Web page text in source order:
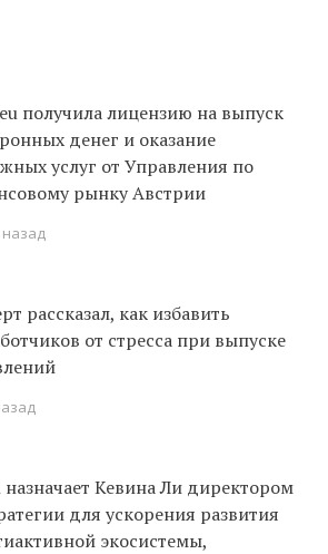
получила лицензию на выпуск
денег и оказание
услуг от Управления по
рынку Австрии
назад
рассказал, как избавить
от стресса при выпуске
назначает Кевина Ли директором
для ускорения развития
экосистемы,